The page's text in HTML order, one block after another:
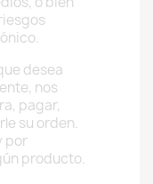
desea
nos
pagar,
su orden.
por
producto.